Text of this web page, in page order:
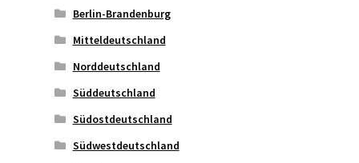
Berlin-Brandenburg
Mitteldeutschland
Norddeutschland
Süddeutschland
Südostdeutschland
Südwestdeutschland